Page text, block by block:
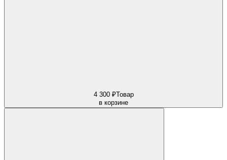
4 300 ₽Товар
в корзине